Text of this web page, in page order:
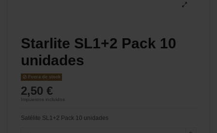
Starlite SL1+2 Pack 10
unidades
Fuera de stock
2,50 €
Impuestos incluidos
Satélite SL1+2 Pack 10 unidades